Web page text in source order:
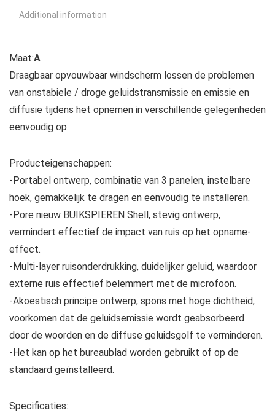
Additional information
Maat:A
Draagbaar opvouwbaar windscherm lossen de problemen
van onstabiele / droge geluidstransmissie en emissie en
diffusie tijdens het opnemen in verschillende gelegenheden
eenvoudig op.
Producteigenschappen:
-Portabel ontwerp, combinatie van 3 panelen, instelbare
hoek, gemakkelijk te dragen en eenvoudig te installeren.
-Pore nieuw BUIKSPIEREN Shell, stevig ontwerp,
vermindert effectief de impact van ruis op het opname-
effect.
-Multi-layer ruisonderdrukking, duidelijker geluid, waardoor
externe ruis effectief belemmert met de microfoon.
-Akoestisch principe ontwerp, spons met hoge dichtheid,
voorkomen dat de geluidsemissie wordt geabsorbeerd
door de woorden en de diffuse geluidsgolf te verminderen.
-Het kan op het bureaublad worden gebruikt of op de
standaard geïnstalleerd.
Specificaties: